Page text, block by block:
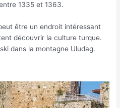
1335 et 1363.
être un endroit intéressant
découvrir la culture turque.
dans la montagne Uludag.